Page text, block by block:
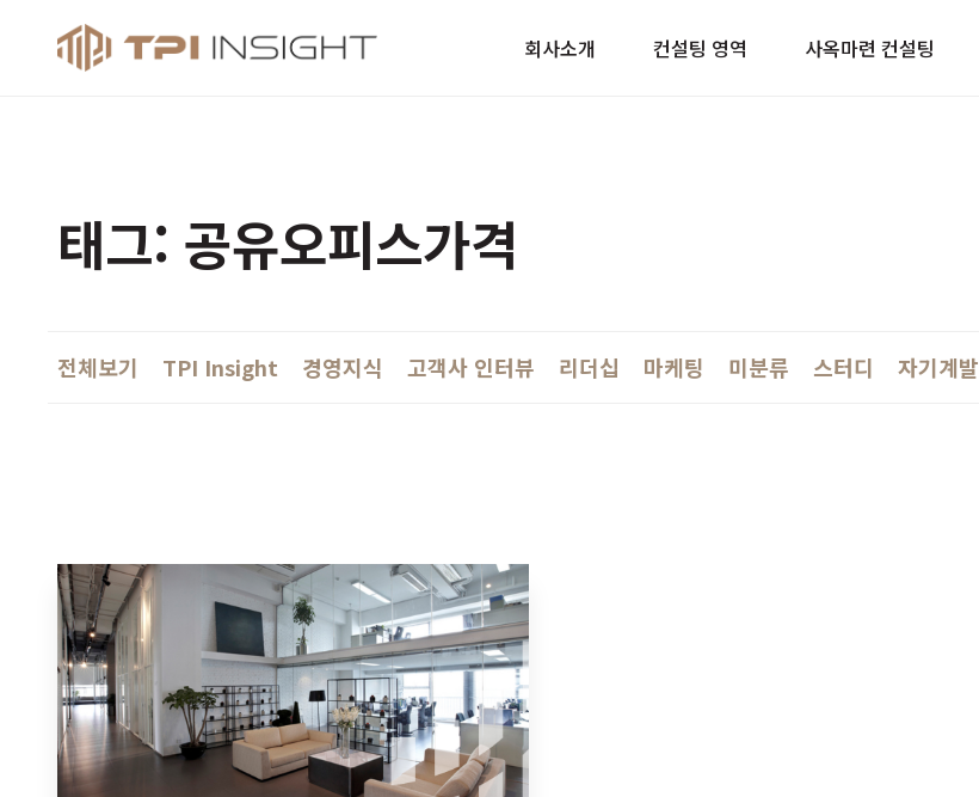
티피아이 인사이트회사소개 컨설팅 영역 사옥마련 컨설팅
태그: 공유오피스가격
전체보기 TPI Insight 경영지식 고객사 인터뷰 리더십 마케팅 미분류 스터디 자기계발